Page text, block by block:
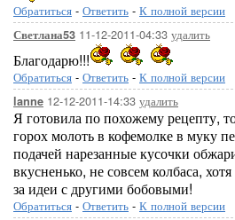
Обратиться - Ответить - К полной версии
Светлана53 11-12-2011-04:33 удалить
Благодарю!!!
Обратиться - Ответить - К полной версии
lanne 12-12-2011-14:33 удалить
Я готовила по похожему рецепту,
горох молоть в кофемолке в муку
подачей нарезанные кусочки
вкусненько, не совсем колбаса,
за идеи с другими бобовыми!
Обратиться - Ответить - К полной версии